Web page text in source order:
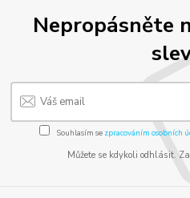
Nepropásněte
Souhlasím se zpracováním osobních
Můžete se kdykoli odhlásit.